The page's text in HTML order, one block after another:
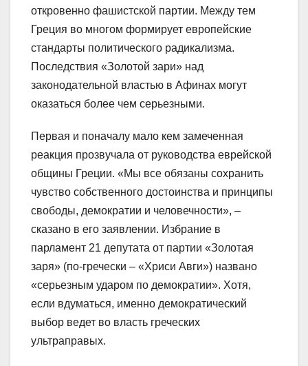
откровенно фашистской партии. Между тем
Греция во многом формирует европейские
стандарты политического радикализма.
Последствия «Золотой зари» над
законодательной властью в Афинах могут
оказаться более чем серьезными.
Первая и поначалу мало кем замеченная
реакция прозвучала от руководства еврейской
общины Греции. «Мы все обязаны сохранить
чувство собственного достоинства и принципы
свободы, демократии и человечности», –
сказано в его заявлении. Избрание в
парламент 21 депутата от партии «Золотая
заря» (по-гречески – «Хриси Авги») названо
«серьезным ударом по демократии». Хотя,
если вдуматься, именно демократический
выбор ведет во власть греческих
ультраправых.